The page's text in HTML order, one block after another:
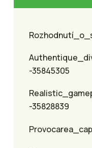
-35845305
-35828839